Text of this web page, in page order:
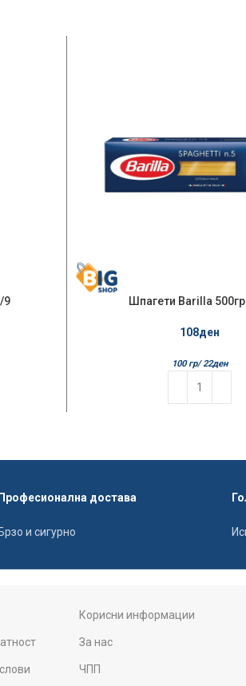
9 Шпагети Barilla
108ден
100 гр/ 22ден
достава
и сигурно
Корисни информации
За нас
ЧПП